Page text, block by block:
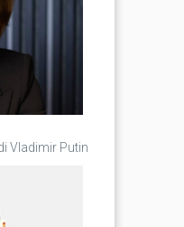
Vladimir Putin